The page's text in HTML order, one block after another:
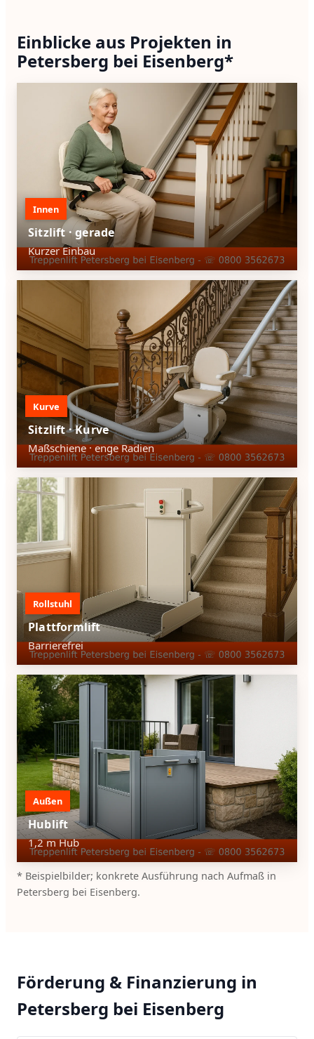
Einblicke aus Projekten in
Petersberg bei Eisenberg*
Innen
Sitzlift · gerade
Kurzer Einbau
Kurve
Sitzlift · Kurve
Maßschiene · enge Radien
Rollstuhl
Plattformlift
Barrierefrei
Außen
Hublift
1,2 m Hub
* Beispielbilder; konkrete Ausführung nach Aufmaß in
Petersberg bei Eisenberg.
Förderung & Finanzierung in
Petersberg bei Eisenberg